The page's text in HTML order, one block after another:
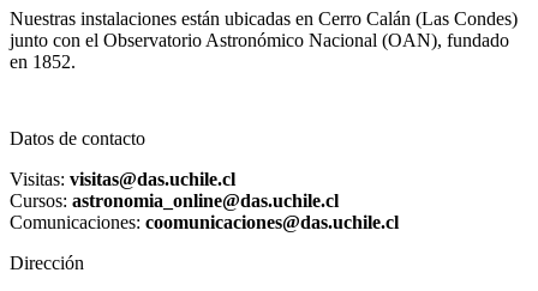
Nuestras instalaciones están ubicadas en Cerro Calán (Las Condes)
junto con el Observatorio Astronómico Nacional (OAN), fundado
en 1852.
Datos de contacto
Visitas: visitas@das.uchile.cl
Cursos: astronomia_online@das.uchile.cl
Comunicaciones: coomunicaciones@das.uchile.cl
Dirección